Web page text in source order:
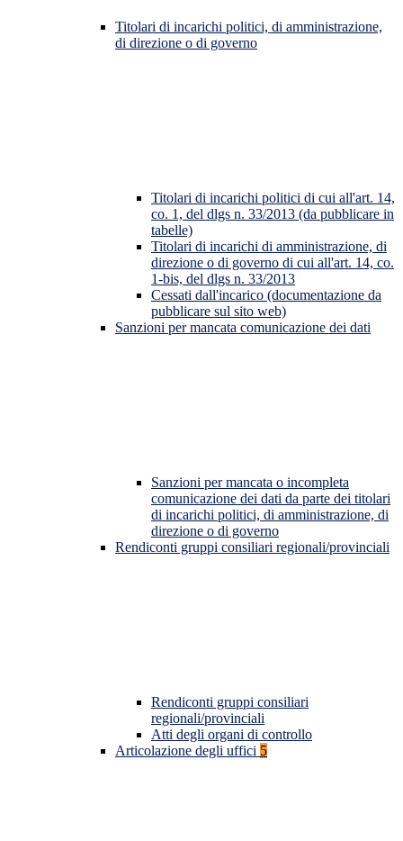
Titolari di incarichi politici, di amministrazione,
di direzione o di governo
Titolari di incarichi politici di cui all'art. 14,
co. 1, del dlgs n. 33/2013 (da pubblicare in
tabelle)
Titolari di incarichi di amministrazione, di
direzione o di governo di cui all'art. 14, co.
1-bis, del dlgs n. 33/2013
Cessati dall'incarico (documentazione da
pubblicare sul sito web)
Sanzioni per mancata comunicazione dei dati
Sanzioni per mancata o incompleta
comunicazione dei dati da parte dei titolari
di incarichi politici, di amministrazione, di
direzione o di governo
Rendiconti gruppi consiliari regionali/provinciali
Rendiconti gruppi consiliari
regionali/provinciali
Atti degli organi di controllo
Articolazione degli uffici 5